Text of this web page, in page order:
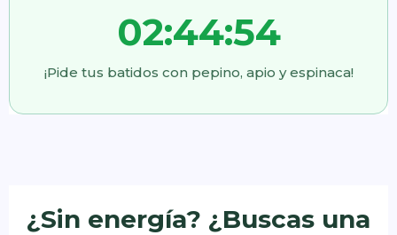
02:44:53
¡Pide tus batidos con pepino, apio y espinaca!
¿Sin energía? ¿Buscas una